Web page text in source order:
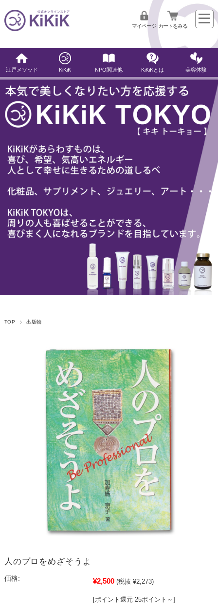
マイページ カートをみる
江戸メソッド KiKiK NPO関連他 KiKiKとは 美容体験
TOP 出版物
人のプロをめざそうよ
価格: ¥2,500 (税抜 ¥2,273)
[ポイント還元 25ポイント～]